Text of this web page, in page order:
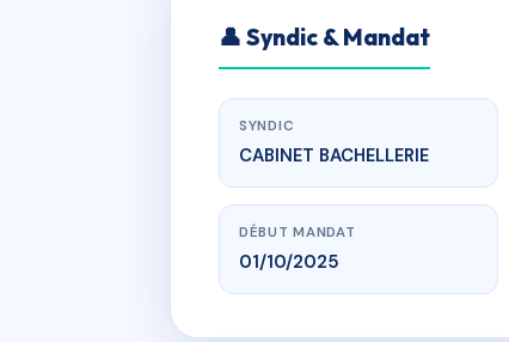
👤 Syndic & Mandat
SYNDIC
CABINET BACHELLERIE
DÉBUT MANDAT
01/10/2025